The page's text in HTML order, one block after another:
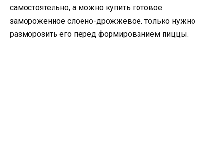
самостоятельно, а можно купить готовое
замороженное слоено-дрожжевое, только нужно
разморозить его перед формированием пиццы.